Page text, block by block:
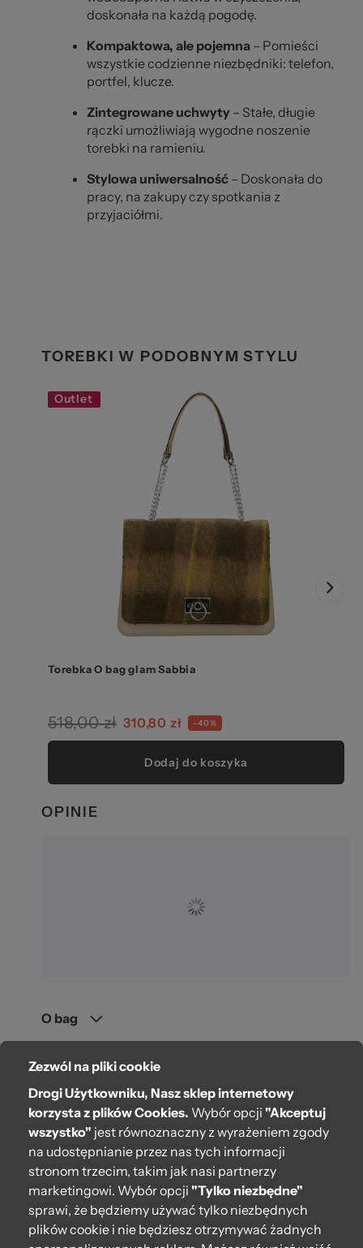
doskonała na każdą pogodę.
Kompaktowa, ale pojemna – Pomieści
wszystkie codzienne niezbędniki: telefon,
portfel, klucze.
Zintegrowane uchwyty – Stałe, długie
rączki umożliwiają wygodne noszenie
torebki na ramieniu.
Stylowa uniwersalność – Doskonała do
pracy, na zakupy czy spotkania z
przyjaciółmi.
TOREBKI W PODOBNYM STYLU
Outlet
Torebka O bag glam Sabbia
518,00 zł 310,80 zł -40%
Dodaj do koszyka
OPINIE
O bag
Moje O bag
Kontakt
222 571 414
bok@obagstore.pl
WhatsApp O bag Polska
Pon.-pt. w godz 08:00 - 16:00
Zezwól na pliki cookie
Drogi Użytkowniku, Nasz sklep internetowy
korzysta z plików Cookies. Wybór opcji "Akceptuj
wszystko" jest równoznaczny z wyrażeniem zgody
na udostępnianie przez nas tych informacji
stronom trzecim, takim jak nasi partnerzy
marketingowi. Wybór opcji "Tylko niezbędne"
sprawi, że będziemy używać tylko niezbędnych
plików cookie i nie będziesz otrzymywać żadnych